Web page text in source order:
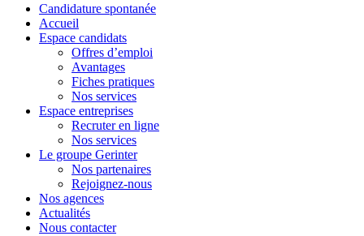
Close
Menu
Candidature spontanée
Accueil
Espace candidats
Offres d’emploi
Avantages
Fiches pratiques
Nos services
Espace entreprises
Recruter en ligne
Nos services
Le groupe Gerinter
Nos partenaires
Rejoignez-nous
Nos agences
Actualités
Nous contacter